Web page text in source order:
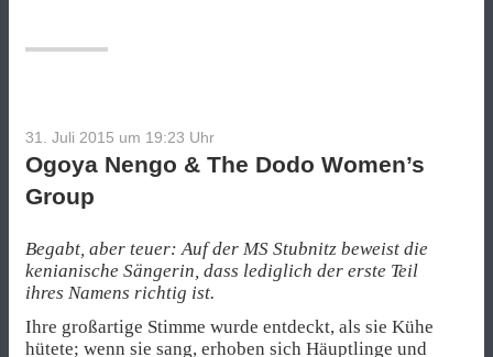
31. Juli 2015 um 19:23 Uhr
Ogoya Nengo & The Dodo Women’s
Group
Begabt, aber teuer: Auf der MS Stubnitz beweist die
kenianische Sängerin, dass lediglich der erste Teil
ihres Namens richtig ist.
Ihre großartige Stimme wurde entdeckt, als sie Kühe
hütete; wenn sie sang, erhoben sich Häuptlinge und